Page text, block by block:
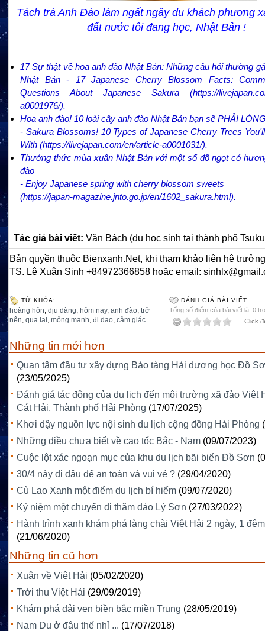
Tách trà Anh Đào làm ngất ngây du khách phương
đất nước tôi đang học, Nhật Bản !
17 Sự thật về hoa anh đào Nhật Bản: Những câu hỏi thường
Nhật Bản - 17 Japanese Cherry Blossom Facts:
Questions About Japanese Sakura (https://
a0001976/).
Hoa anh đào! 10 loài cây anh đào Nhật Bản bạn sẽ PHẢI
- Sakura Blossoms! 10 Types of Japanese Cherry Trees
With (https://livejapan.com/en/article-a0001031/).
Thưởng thức mùa xuân Nhật Bản với một số đồ ngọt có
đào
- Enjoy Japanese spring with cherry blossom sweets
(https://japan-magazine.jnto.go.jp/en/1602_sakura.html).
Tác giả bài viết: Văn Bách (du học sinh tại thành phố
Bản quyền thuộc Bienxanh.Net, khi tham khảo liên hệ
TS. Lê Xuân Sinh +84972366858 hoặc email:
TỪ KHÓA:
hoàng hôn, dịu dàng, hôm nay, anh đào, trở
nên, qua lại, mỏng manh, đi dạo, cảm giác
ĐÁNH GIÁ BÀI VIẾT
Tổng số điểm của bài viết là: 0
Click
Những tin mới hơn
Quan tâm đầu tư xây dựng Bảo tàng Hải dương học Đồ
(23/05/2025)
Đánh giá tác động của du lịch đến môi trường xã đảo Việt
Cát Hải, Thành phố Hải Phòng (17/07/2025)
Khơi dậy nguồn lực nội sinh du lịch cộng đồng Hải Phòng
Những điều chưa biết về cao tốc Bắc - Nam (09/07/2023)
Cuộc lột xác ngoạn mục của khu du lịch bãi biển Đồ Sơn
30/4 này đi đâu để an toàn và vui vẻ ? (29/04/2020)
Cù Lao Xanh một điểm du lịch bí hiểm (09/07/2020)
Kỷ niệm một chuyến đi thăm đảo Lý Sơn (27/03/2022)
Hành trình xanh khám phá làng chài Việt Hải 2 ngày, 1
(21/06/2020)
Những tin cũ hơn
Xuân về Việt Hải (05/02/2020)
Trời thu Việt Hải (29/09/2019)
Khám phá dải ven biền bắc miền Trung (28/05/2019)
Nam Du ở đâu thế nhỉ ... (17/07/2018)